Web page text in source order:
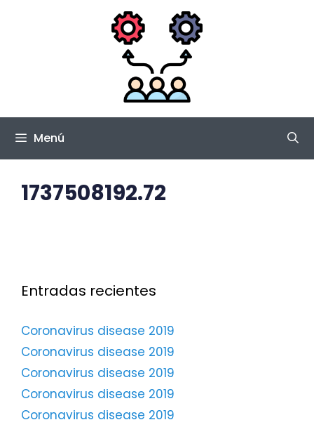
Menú
1737508192.72
Entradas recientes
Coronavirus disease 2019
Coronavirus disease 2019
Coronavirus disease 2019
Coronavirus disease 2019
Coronavirus disease 2019